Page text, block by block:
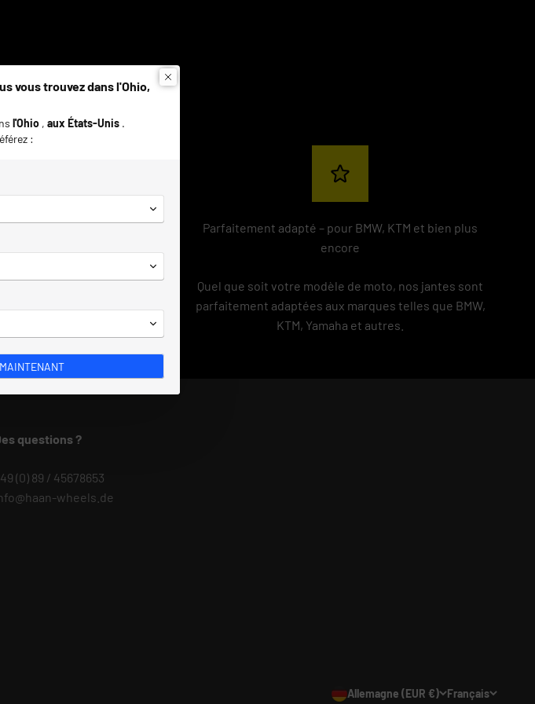
personnalisé
conseiller et vous soutenir
compétente et adaptée à
Parfaitement adapté – pour BMW, KTM et bien plus
encore
Quel que soit votre modèle de moto, nos jantes sont
parfaitement adaptées aux marques telles que BMW,
KTM, Yamaha et autres.
questions ?
(0) 89 / 45678653
wheels.de
Allemagne (EUR €) Français
vous trouvez dans l'Ohio,
l'Ohio , aux États-Unis .
: